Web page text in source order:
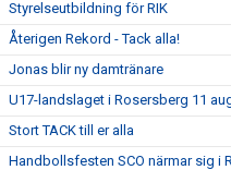
Styrelseutbildning för RIK
Återigen Rekord - Tack alla!
Jonas blir ny damtränare
U17-landslaget i Rosersberg 11
Stort TACK till er alla
Handbollsfesten SCO närmar sig i